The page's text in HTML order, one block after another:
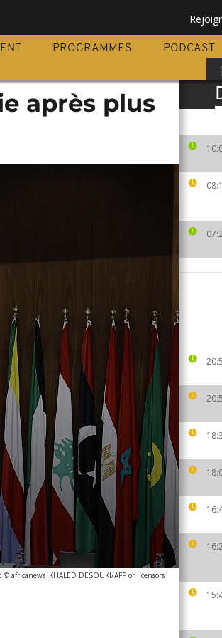
PROGRAMMES
PODCAST
après plus
© africanews KHALED DESOUKI/AFP or licensors